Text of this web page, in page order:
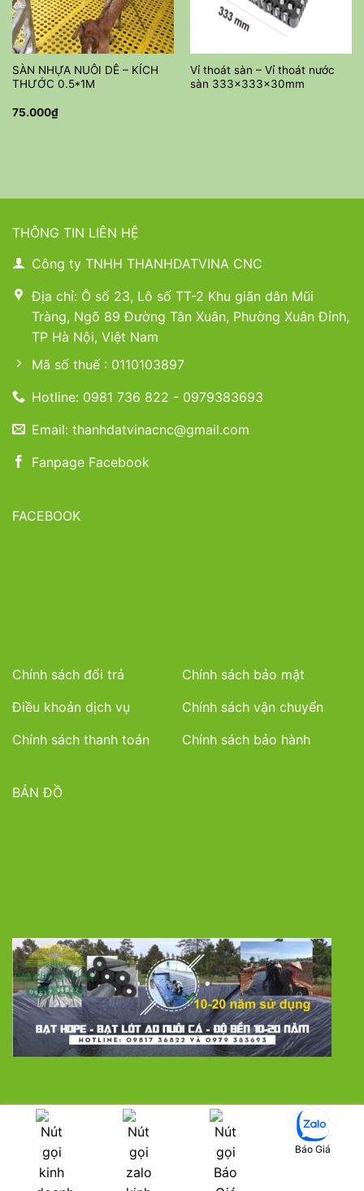
SÀN NHỰA NUÔI DÊ – KÍCH
THƯỚC 0.5*1M
75.000₫
Vỉ thoát sàn – Vỉ thoát nước
sàn 333x333x30mm
THÔNG TIN LIÊN HỆ
Công ty TNHH THANHDATVINA CNC
Địa chỉ: Ô số 23, Lô số TT-2 Khu giãn dân Mũi
Tràng, Ngõ 89 Đường Tân Xuân, Phường Xuân Đỉnh,
TP Hà Nội, Việt Nam
Mã số thuế : 0110103897
Hotline: 0981 736 822 - 0979383693
Email: thanhdatvinacnc@gmail.com
Fanpage Facebook
FACEBOOK
Chính sách đổi trả
Chính sách bảo mật
Điều khoản dịch vụ
Chính sách vận chuyển
Chính sách thanh toán
Chính sách bảo hành
BẢN ĐỒ
LƯỚI CHE NẮNG
MÀNG NHÀ KÍNH
BẠT PHỦ ĐẤT CHỐNG CỎ DẠI
SÀN NHỰA TRỒNG LAN
MÀNG CHỐNG THẤM HDPE
VẬT TƯ NHÀ KÍNH
LƯỚI THÉP MẠ KẼM HÀN CHẬP
LƯỚI THỂ THAO VÀ LƯỚI CÔNG TRÌNH XÂY DỰNG
CỎ NHÂN TẠO
Báo Giá